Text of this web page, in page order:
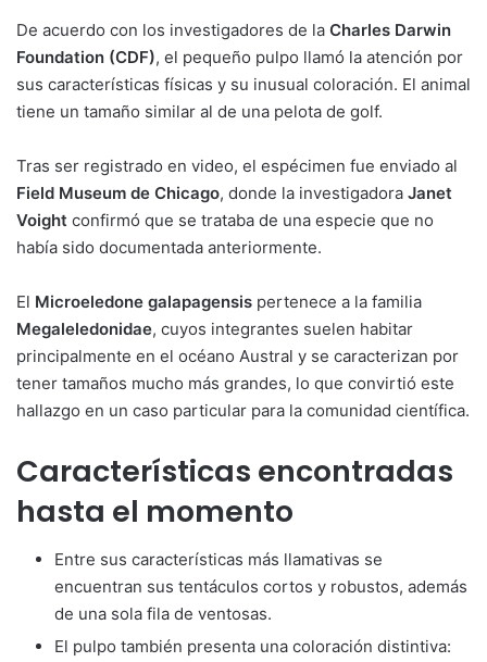
De acuerdo con los investigadores de la Charles Darwin
Foundation (CDF), el pequeño pulpo llamó la atención por
sus características físicas y su inusual coloración. El animal
tiene un tamaño similar al de una pelota de golf.
Tras ser registrado en video, el espécimen fue enviado al
Field Museum de Chicago, donde la investigadora Janet
Voight confirmó que se trataba de una especie que no
había sido documentada anteriormente.
El Microeledone galapagensis pertenece a la familia
Megaleledonidae, cuyos integrantes suelen habitar
principalmente en el océano Austral y se caracterizan por
tener tamaños mucho más grandes, lo que convirtió este
hallazgo en un caso particular para la comunidad científica.
Características encontradas
hasta el momento
Entre sus características más llamativas se
encuentran sus tentáculos cortos y robustos, además
de una sola fila de ventosas.
El pulpo también presenta una coloración distintiva: